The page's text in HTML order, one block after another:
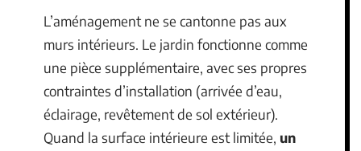
L’aménagement ne se cantonne pas aux
murs intérieurs. Le jardin fonctionne comme
une pièce supplémentaire, avec ses propres
contraintes d’installation (arrivée d’eau,
éclairage, revêtement de sol extérieur).
Quand la surface intérieure est limitée, un